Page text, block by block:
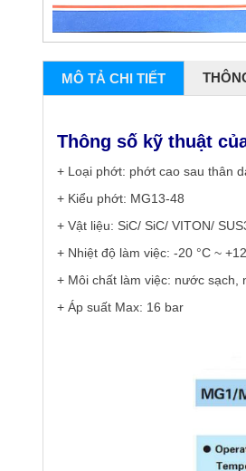
MÔ TẢ CHI TIẾT
Thông số kỹ thuật
+ Loại phớt: phớt cao sau thân
+ Kiểu phớt: MG13-48
+ Vật liệu: SiC/ SiC/ VITON/
+ Nhiệt độ làm việc: -20 °C ~
+ Môi chất làm việc: nước
+ Áp suất Max: 16 bar